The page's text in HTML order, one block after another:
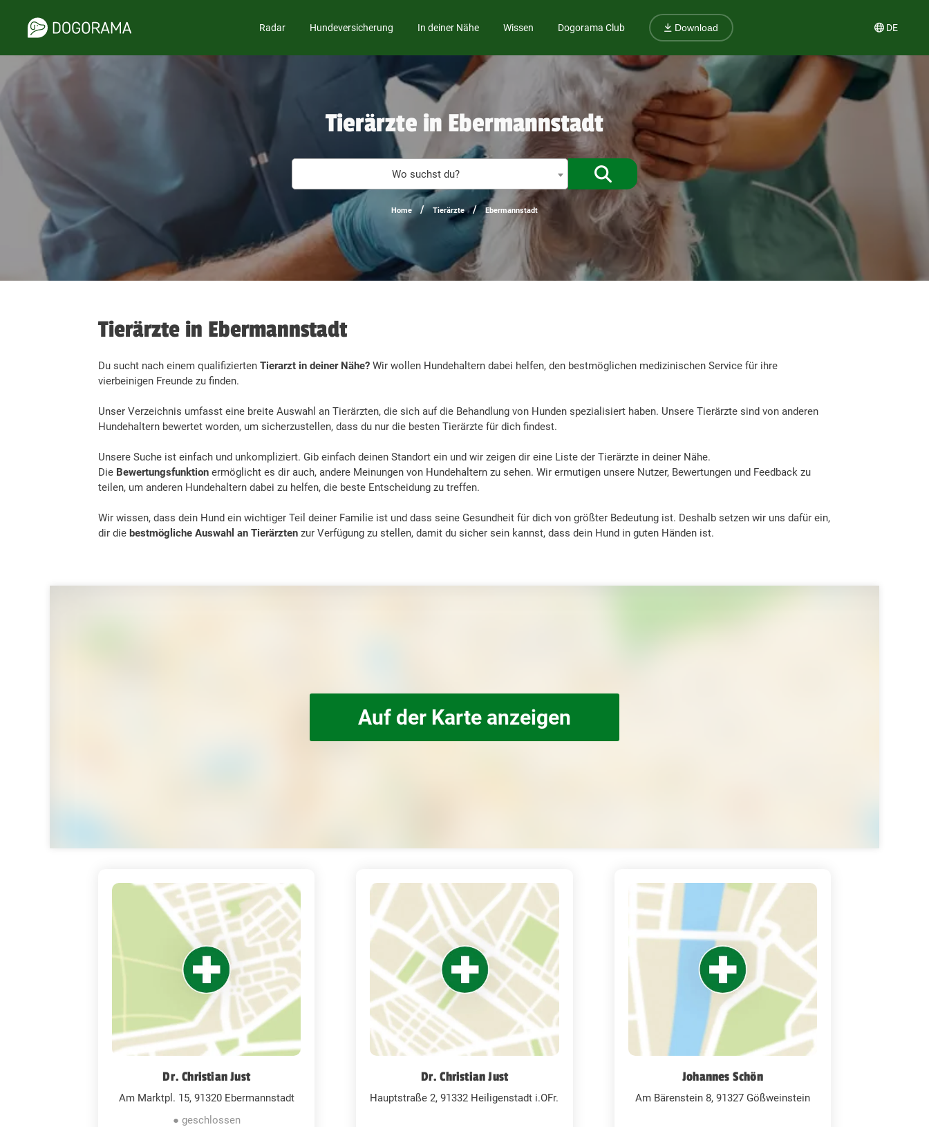
Radar Hundeversicherung In deiner Nähe Wissen Dogorama Club Download DE
Tierärzte in Ebermannstadt
Wo suchst du? %{de_profession_title} finden
Home / Tierärzte / Ebermannstadt
Tierärzte in Ebermannstadt
Du sucht nach einem qualifizierten Tierarzt in deiner Nähe? Wir wollen Hundehaltern dabei helfen, den bestmöglichen medizinischen Service für ihre
vierbeinigen Freunde zu finden.
Unser Verzeichnis umfasst eine breite Auswahl an Tierärzten, die sich auf die Behandlung von Hunden spezialisiert haben. Unsere Tierärzte sind von anderen
Hundehaltern bewertet worden, um sicherzustellen, dass du nur die besten Tierärzte für dich findest.
Unsere Suche ist einfach und unkompliziert. Gib einfach deinen Standort ein und wir zeigen dir eine Liste der Tierärzte in deiner Nähe.
Die Bewertungsfunktion ermöglicht es dir auch, andere Meinungen von Hundehaltern zu sehen. Wir ermutigen unsere Nutzer, Bewertungen und Feedback zu
teilen, um anderen Hundehaltern dabei zu helfen, die beste Entscheidung zu treffen.
Wir wissen, dass dein Hund ein wichtiger Teil deiner Familie ist und dass seine Gesundheit für dich von größter Bedeutung ist. Deshalb setzen wir uns dafür ein,
dir die bestmögliche Auswahl an Tierärzten zur Verfügung zu stellen, damit du sicher sein kannst, dass dein Hund in guten Händen ist.
Auf der Karte anzeigen
Dr. Christian Just
Am Marktpl. 15, 91320 Ebermannstadt
● geschlossen
Dr. Christian Just
Hauptstraße 2, 91332 Heiligenstadt i.OFr.
Johannes Schön
Am Bärenstein 8, 91327 Gößweinstein